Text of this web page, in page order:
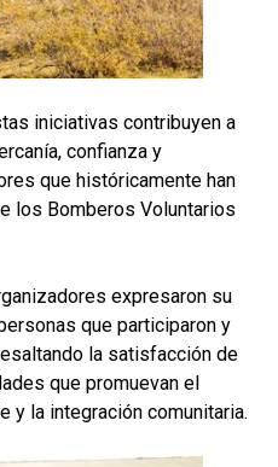
iniciativas contribuyen a
confianza y
que históricamente han
los Bomberos Voluntarios
expresaron su
que participaron y
la satisfacción de
que promuevan el
y la integración comunitaria.